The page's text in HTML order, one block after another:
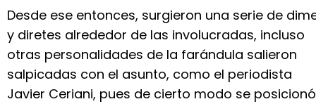
Desde ese entonces, surgieron una serie de
y diretes alrededor de las involucradas, incluso
otras personalidades de la farándula salieron
salpicadas con el asunto, como el periodista
Javier Ceriani, pues de cierto modo se posicionó